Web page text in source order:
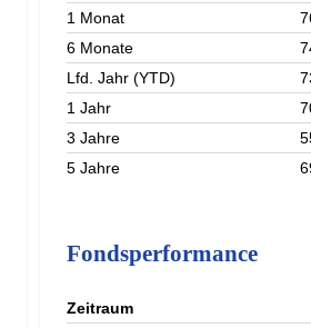
1 Monat
6 Monate
Lfd. Jahr (YTD)
1 Jahr
3 Jahre
5 Jahre
Fondsperformance
Zeitraum